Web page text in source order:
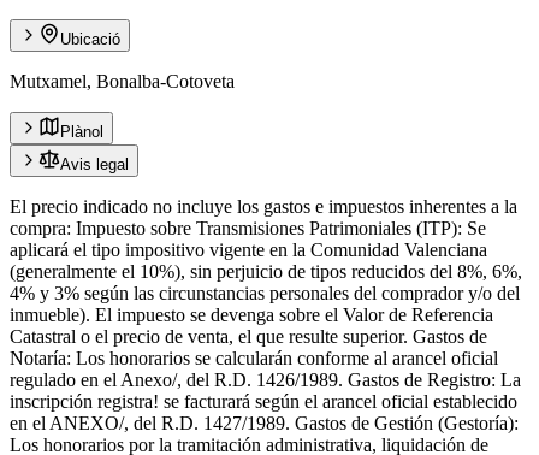
Ubicació
Mutxamel, Bonalba-Cotoveta
Plànol
Avis legal
El precio indicado no incluye los gastos e impuestos inherentes a la
compra: Impuesto sobre Transmisiones Patrimoniales (ITP): Se
aplicará el tipo impositivo vigente en la Comunidad Valenciana
(generalmente el 10%), sin perjuicio de tipos reducidos del 8%, 6%,
4% y 3% según las circunstancias personales del comprador y/o del
inmueble). El impuesto se devenga sobre el Valor de Referencia
Catastral o el precio de venta, el que resulte superior. Gastos de
Notaría: Los honorarios se calcularán conforme al arancel oficial
regulado en el Anexo/, del R.D. 1426/1989. Gastos de Registro: La
inscripción registra! se facturará según el arancel oficial establecido
en el ANEXO/, del R.D. 1427/1989. Gastos de Gestión (Gestoría):
Los honorarios por la tramitación administrativa, liquidación de